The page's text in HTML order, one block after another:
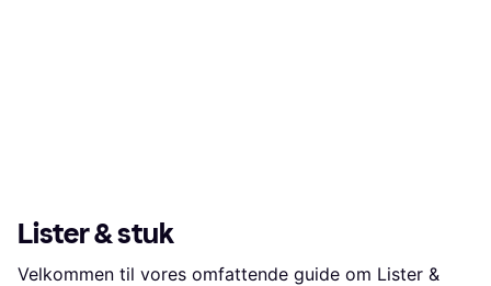
Lister & stuk
Velkommen til vores omfattende guide om Lister &